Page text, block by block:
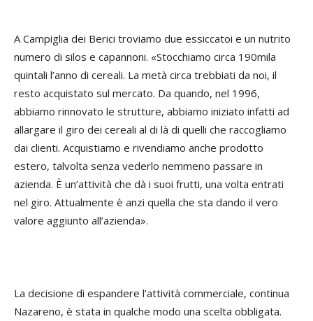
A Campiglia dei Berici troviamo due essiccatoi e un nutrito
numero di silos e capannoni. «Stocchiamo circa 190mila
quintali l’anno di cereali. La metà circa trebbiati da noi, il
resto acquistato sul mercato. Da quando, nel 1996,
abbiamo rinnovato le strutture, abbiamo iniziato infatti ad
allargare il giro dei cereali al di là di quelli che raccogliamo
dai clienti. Acquistiamo e rivendiamo anche prodotto
estero, talvolta senza vederlo nemmeno passare in
azienda. È un’attività che dà i suoi frutti, una volta entrati
nel giro. Attualmente è anzi quella che sta dando il vero
valore aggiunto all’azienda».
La decisione di espandere l’attività commerciale, continua
Nazareno, è stata in qualche modo una scelta obbligata.